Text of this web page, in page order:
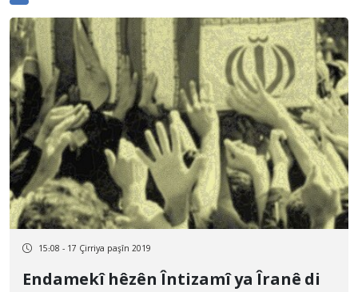
15:08 - 17 Çirriya paşîn 2019
Endamekî hêzên Întizamî ya Îranê di